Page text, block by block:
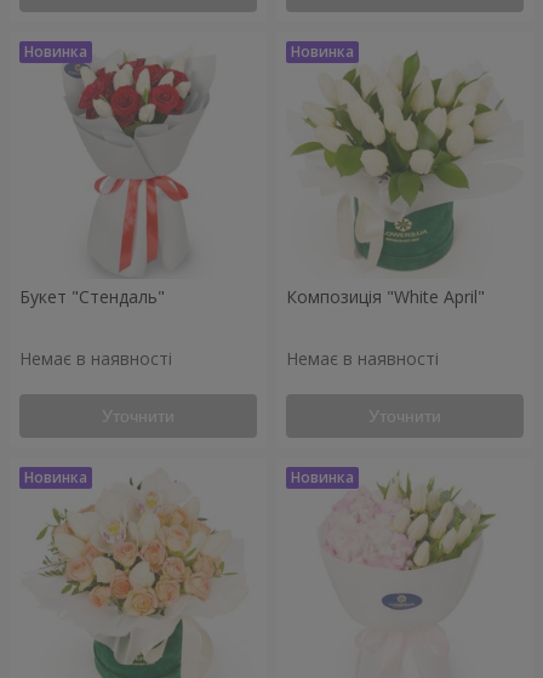
Букет "Стендаль"
Немає в наявності
Уточнити
Композиція "White April"
Немає в наявності
Уточнити